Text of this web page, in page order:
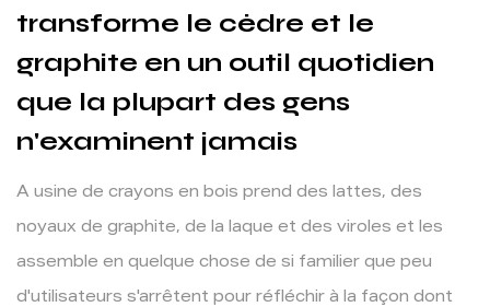
transforme le cèdre et le
graphite en un outil quotidien
que la plupart des gens
n'examinent jamais
A usine de crayons en bois prend des lattes, des
noyaux de graphite, de la laque et des viroles et les
assemble en quelque chose de si familier que peu
d'utilisateurs s'arrêtent pour réfléchir à la façon dont